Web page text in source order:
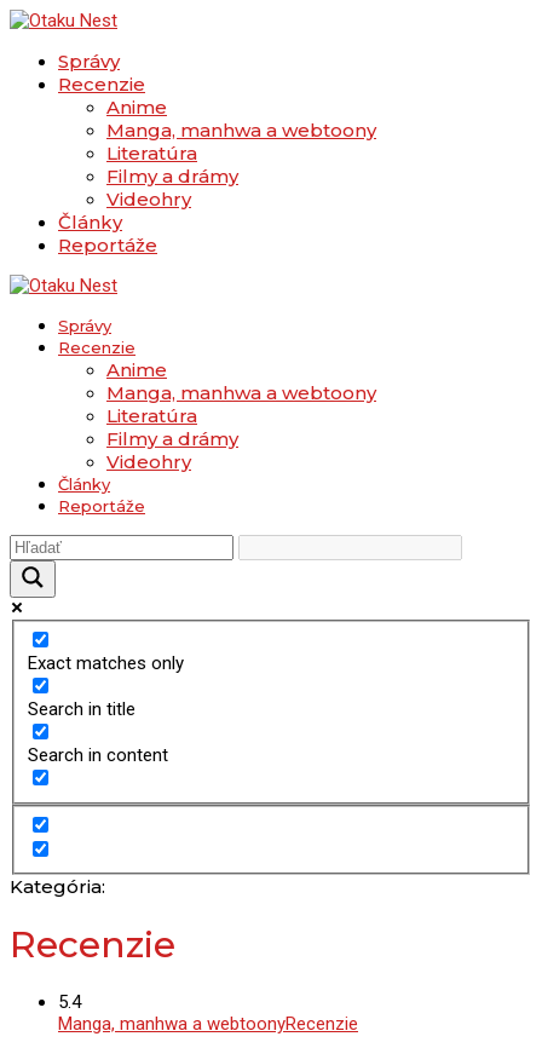
Správy
Recenzie
Anime
Manga, manhwa a webtoony
Literatúra
Filmy a drámy
Videohry
Články
Reportáže
Správy
Recenzie
Anime
Manga, manhwa a webtoony
Literatúra
Filmy a drámy
Videohry
Články
Reportáže
Exact matches only
Search in title
Search in content
Kategória:
Recenzie
5.4
Manga, manhwa a webtoonyRecenzie